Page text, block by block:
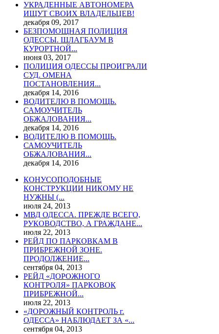
УКРАДЕННЫЕ АВТОНОМЕРА
ИЩУТ СВОИХ ВЛАДЕЛЬЦЕВ!
декабря 09, 2017
БЕЗПОМОЩНАЯ ПОЛИЦИЯ
ОДЕССЫ. ШЛАГБАУМ В
КУРОРТНОЙ...
июня 03, 2017
ПОЛИЦИЯ ОДЕССЫ ПРОИГРАЛИ
СУД. ОМЕНА
ПОСТАНОВЛЕНИЯ...
декабря 14, 2016
ВОДИТЕЛЮ В ПОМОЩЬ.
САМОУЧИТЕЛЬ
ОБЖАЛОВАНИЯ...
декабря 14, 2016
ВОДИТЕЛЮ В ПОМОЩЬ.
САМОУЧИТЕЛЬ
ОБЖАЛОВАНИЯ...
декабря 14, 2016
КОНУСОПОДОБНЫЕ
КОНСТРУКЦИИ НИКОМУ НЕ
НУЖНЫ (...
июля 24, 2013
МВД ОДЕССА. ПРЕЖДЕ ВСЕГО,
РУКОВОДСТВО, А ГРАЖДАНЕ...
июля 22, 2013
РЕЙД ПО ПАРКОВКАМ В
ПРИБРЕЖНОЙ ЗОНЕ.
ПРОДОЛЖЕНИЕ...
сентября 04, 2013
РЕЙД «ДОРОЖНОГО
КОНТРОЛЯ» ПАРКОВОК
ПРИБРЕЖНОЙ...
июля 22, 2013
«ДОРОЖНЫЙ КОНТРОЛЬ г.
ОДЕССА» НАБЛЮДАЕТ ЗА «...
сентября 04, 2013